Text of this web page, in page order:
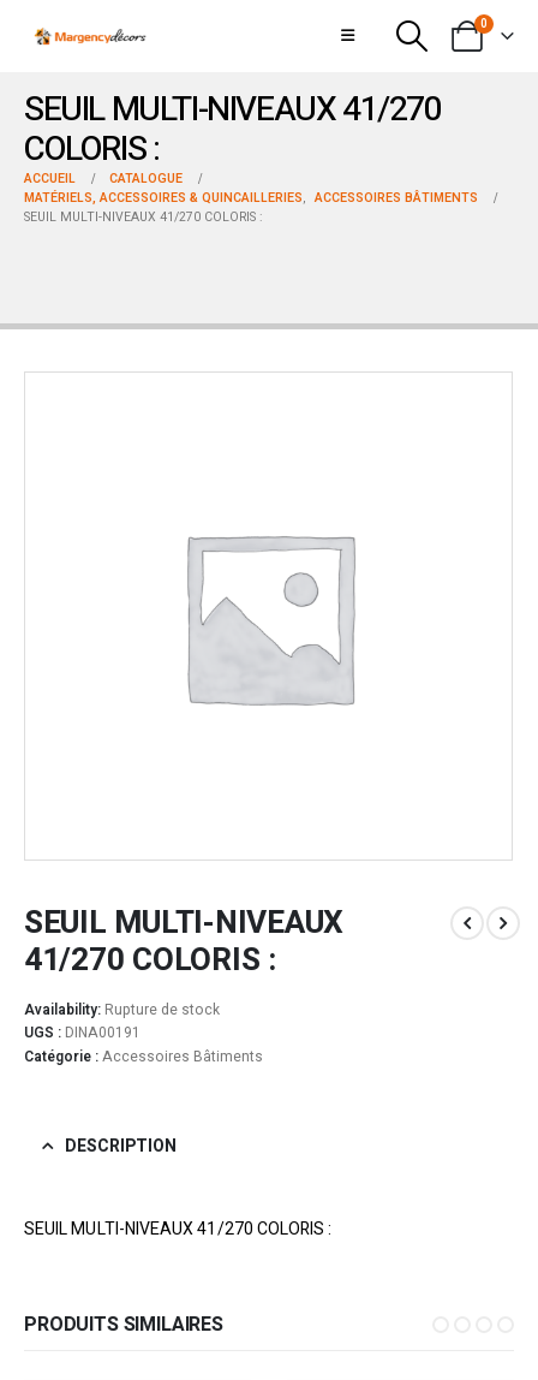
0
SEUIL MULTI-NIVEAUX 41/270
COLORIS :
ACCUEIL
CATALOGUE
MATÉRIELS, ACCESSOIRES & QUINCAILLERIES, ACCESSOIRES BÂTIMENTS
SEUIL MULTI-NIVEAUX 41/270 COLORIS :
SEUIL MULTI-NIVEAUX
41/270 COLORIS :
Availability: Rupture de stock
UGS : DINA00191
Catégorie :Accessoires Bâtiments
DESCRIPTION
SEUIL MULTI-NIVEAUX 41/270 COLORIS :
PRODUITS SIMILAIRES